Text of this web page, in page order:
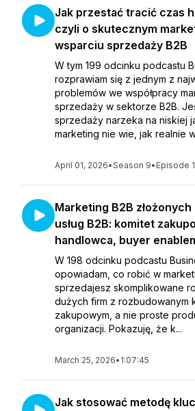
Jak przestać tracić czas
czyli o skutecznym
wsparciu sprzedaży B2B
W tym 199 odcinku podcastu
rozprawiam się z jednym z
problemów we współpracy
sprzedaży w sektorze B2B.
sprzedaży narzeka na niskiej
marketing nie wie, jak realnie
April 01, 2026•Season 9• Episode
Marketing B2B
usług B2B: komitet
handlowca, buyer
W 198 odcinku podcastu
opowiadam, co robić w
sprzedajesz skomplikowane
dużych firm z rozbudowanym
zakupowym, a nie proste
organizacji. Pokazuję, że k...
March 25, 2026• 1:07:45
Jak stosować metodę